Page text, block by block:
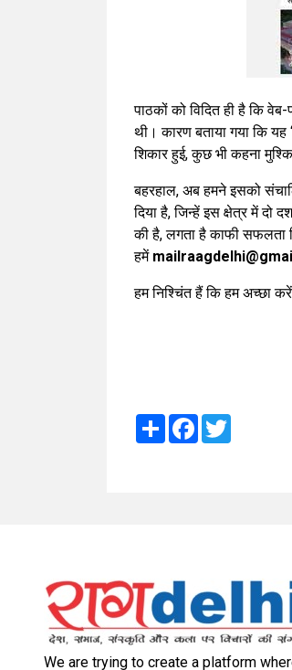
पाठकों को विदित ही है कि
थी। कारण बताया गया कि यह
शिकार हुई, कुछ भी कहना
बहरहाल, अब हमने इसको
दिया है, जिन्हें इस क्षेत्र में
की है, लगता है काफी सफलता
हमें
हम निश्चिंत हैं कि हम अच्छा
Share Facebook
We are trying to create a platform